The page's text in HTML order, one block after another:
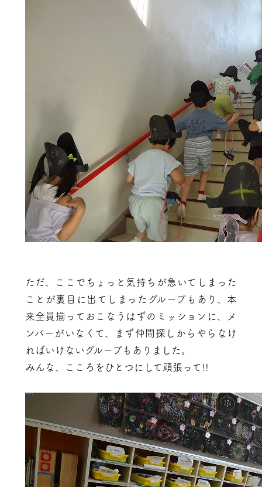
ただ、ここでちょっと気持ちが急いてしまった
ことが裏目に出てしまったグループもあり、本
来全員揃っておこなうはずのミッションに、メ
ンバーがいなくて、まず仲間探しからやらなけ
ればいけないグループもありました。
みんな、こころをひとつにして頑張って!!